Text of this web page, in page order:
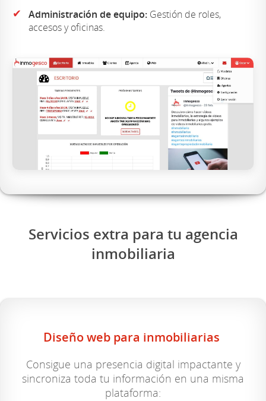
✔ Administración de equipo: Gestión de roles,
accesos y oficinas.
Servicios extra para tu agencia
inmobiliaria
Diseño web para inmobiliarias
Consigue una presencia digital impactante y
sincroniza toda tu información en una misma
plataforma: